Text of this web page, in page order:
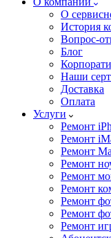
О
История
Вопрос-
Блог
Наши
Доставка
Оплата
Услуги
Ремонт
Ремонт
Ремонт
Ремонт
Ремонт
Ремонт
Ремонт
Ремонт
Ремонт